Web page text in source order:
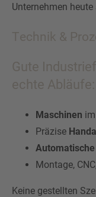
Unternehmen
Technik &
Gute
echte Abläufe:
Maschinen
Präzise
Automatische
Montage,
Keine gestellten